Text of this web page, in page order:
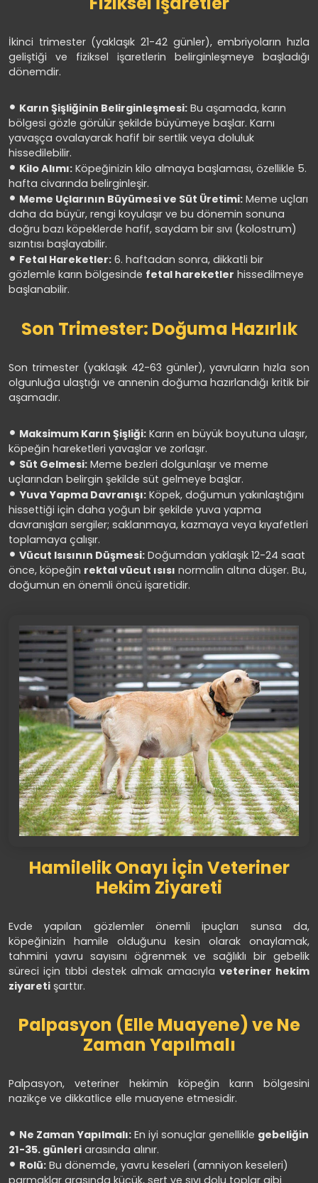
İkinci trimester (yaklaşık 21-42 günler), embriyoların hızla
geliştiği ve fiziksel işaretlerin belirginleşmeye başladığı
dönemdir.
Karın Şişliğinin Belirginleşmesi: Bu aşamada, karın
bölgesi gözle görülür şekilde büyümeye başlar. Karnı
yavaşça ovalayarak hafif bir sertlik veya doluluk
hissedilebilir.
Kilo Alımı: Köpeğinizin kilo almaya başlaması, özellikle 5.
hafta civarında belirginleşir.
Meme Uçlarının Büyümesi ve Süt Üretimi: Meme uçları
daha da büyür, rengi koyulaşır ve bu dönemin sonuna
doğru bazı köpeklerde hafif, saydam bir sıvı (kolostrum)
sızıntısı başlayabilir.
Fetal Hareketler: 6. haftadan sonra, dikkatli bir
gözlemle karın bölgesinde fetal hareketler hissedilmeye
başlanabilir.
Son Trimester: Doğuma Hazırlık
Son trimester (yaklaşık 42-63 günler), yavruların hızla son
olgunluğa ulaştığı ve annenin doğuma hazırlandığı kritik bir
aşamadır.
Maksimum Karın Şişliği: Karın en büyük boyutuna ulaşır,
köpeğin hareketleri yavaşlar ve zorlaşır.
Süt Gelmesi: Meme bezleri dolgunlaşır ve meme
uçlarından belirgin şekilde süt gelmeye başlar.
Yuva Yapma Davranışı: Köpek, doğumun yakınlaştığını
hissettiği için daha yoğun bir şekilde yuva yapma
davranışları sergiler; saklanmaya, kazmaya veya kıyafetleri
toplamaya çalışır.
Vücut Isısının Düşmesi: Doğumdan yaklaşık 12-24 saat
önce, köpeğin rektal vücut ısısı normalin altına düşer. Bu,
doğumun en önemli öncü işaretidir.
Hamilelik Onayı İçin Veteriner
Hekim Ziyareti
Evde yapılan gözlemler önemli ipuçları sunsa da,
köpeğinizin hamile olduğunu kesin olarak onaylamak,
tahmini yavru sayısını öğrenmek ve sağlıklı bir gebelik
süreci için tıbbi destek almak amacıyla veteriner hekim
ziyareti şarttır.
Palpasyon (Elle Muayene) ve Ne
Zaman Yapılmalı
Palpasyon, veteriner hekimin köpeğin karın bölgesini
nazikçe ve dikkatlice elle muayene etmesidir.
Ne Zaman Yapılmalı: En iyi sonuçlar genellikle gebeliğin
21-35. günleri arasında alınır.
Rolü: Bu dönemde, yavru keseleri (amniyon keseleri)
parmaklar arasında küçük, sert ve sıvı dolu toplar gibi